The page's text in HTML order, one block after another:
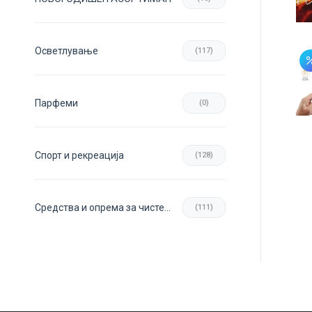
Осветлување (117)
Парфеми (0)
Спорт и рекреација (128)
(111)